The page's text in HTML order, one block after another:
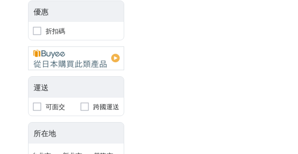
優惠
折扣碼
運送
可面交 跨國運送
所在地